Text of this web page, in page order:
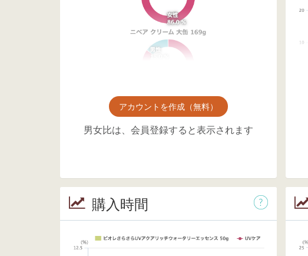
アカウントを作成（無料）
男女比は、会員登録すると表示されます
購入時間